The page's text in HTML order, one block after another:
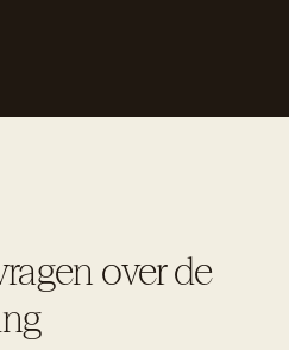
over de